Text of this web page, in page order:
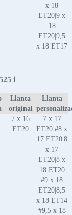
x 18
ET20|9 x
18
ET20|9,5
x 18 ET17
i
Llanta
original
Llanta
7 x 16
ET20
7 x 17
ET20 #8 x
17 ET20|8
x 17
ET20|8 x
18 ET20
#9 x 18
ET20|8,5
x 18 ET14
#9,5 x 18